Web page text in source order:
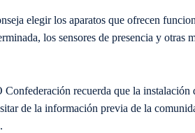
elegir los aparatos que ofrecen
los sensores de presencia y otras
recuerda que la instalación
de la información previa de la